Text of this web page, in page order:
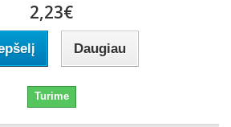
2,23€
Daugiau
Turime